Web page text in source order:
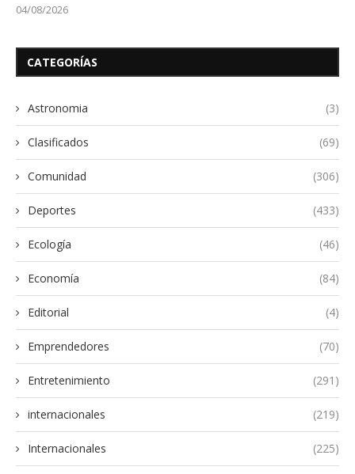
04/08/2026
CATEGORÍAS
Astronomia (3)
Clasificados (69)
Comunidad (306)
Deportes (433)
Ecología (46)
Economía (84)
Editorial (4)
Emprendedores (70)
Entretenimiento (291)
internacionales (219)
Internacionales (225)